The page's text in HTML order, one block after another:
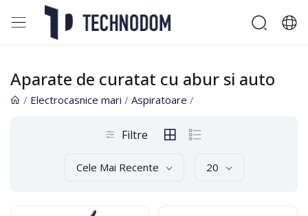
Aparate de curatat cu abur si auto
/ Electrocasnice mari / Aspiratoare /
Filtre
Cele Mai Recente 20